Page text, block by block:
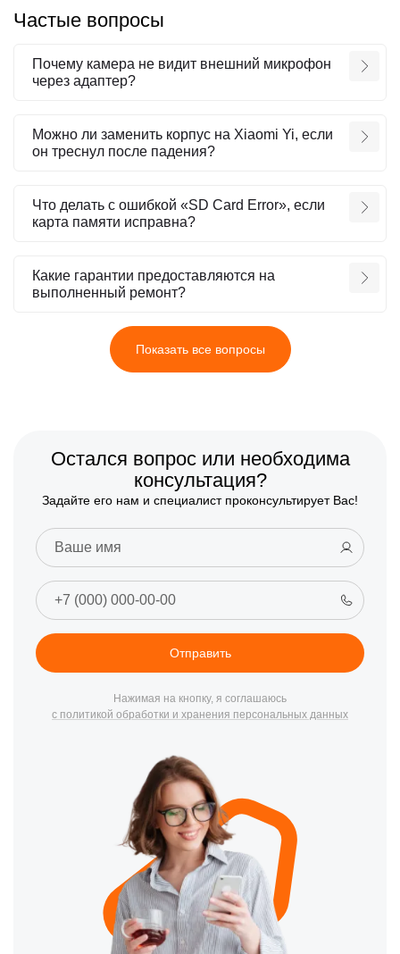
Частые вопросы
Почему камера не видит внешний микрофон
через адаптер?
Можно ли заменить корпус на Xiaomi Yi, если
он треснул после падения?
Что делать с ошибкой «SD Card Error», если
карта памяти исправна?
Какие гарантии предоставляются на
выполненный ремонт?
Показать все вопросы
Остался вопрос или необходима
консультация?
Задайте его нам и специалист проконсультирует Вас!
Отправить
Нажимая на кнопку, я соглашаюсь
с политикой обработки и хранения персональных данных